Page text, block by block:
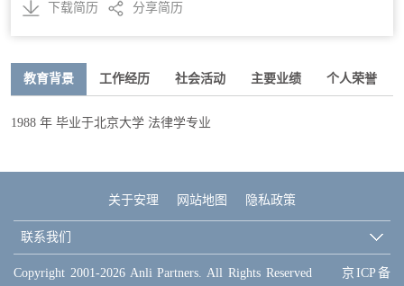
下载简历 分享简历
教育背景 工作经历 社会活动 主要业绩 个人荣誉
1988 年 毕业于北京大学 法律学专业
关于安理 网站地图 隐私政策
联系我们
Copyright 2001-2026 Anli Partners. All Rights Reserved 京ICP备